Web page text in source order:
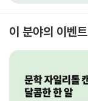
이 분야의 이벤트